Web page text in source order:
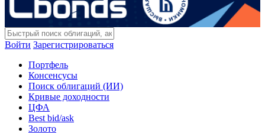
Войти Зарегистрироваться
Портфель
Консенсусы
Поиск облигаций (ИИ)
Кривые доходности
ЦФА
Best bid/ask
Золото